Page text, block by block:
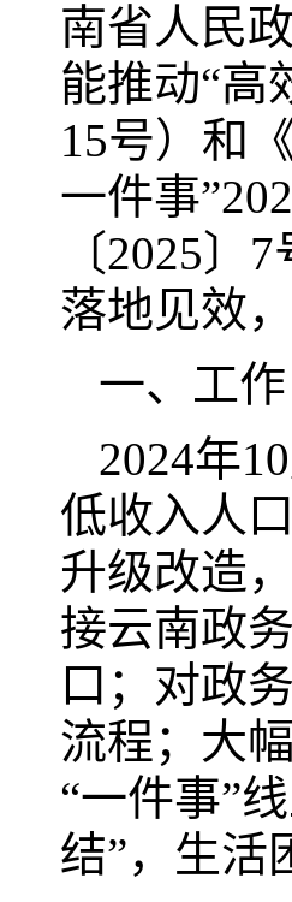
南省人民
能推动“高
15号）和
一件事
〔2025〕
落地见效
一、工
2024年
低收入人
升级改造
接云南政
口；对政
流程；大
“一件事”
结”，生活